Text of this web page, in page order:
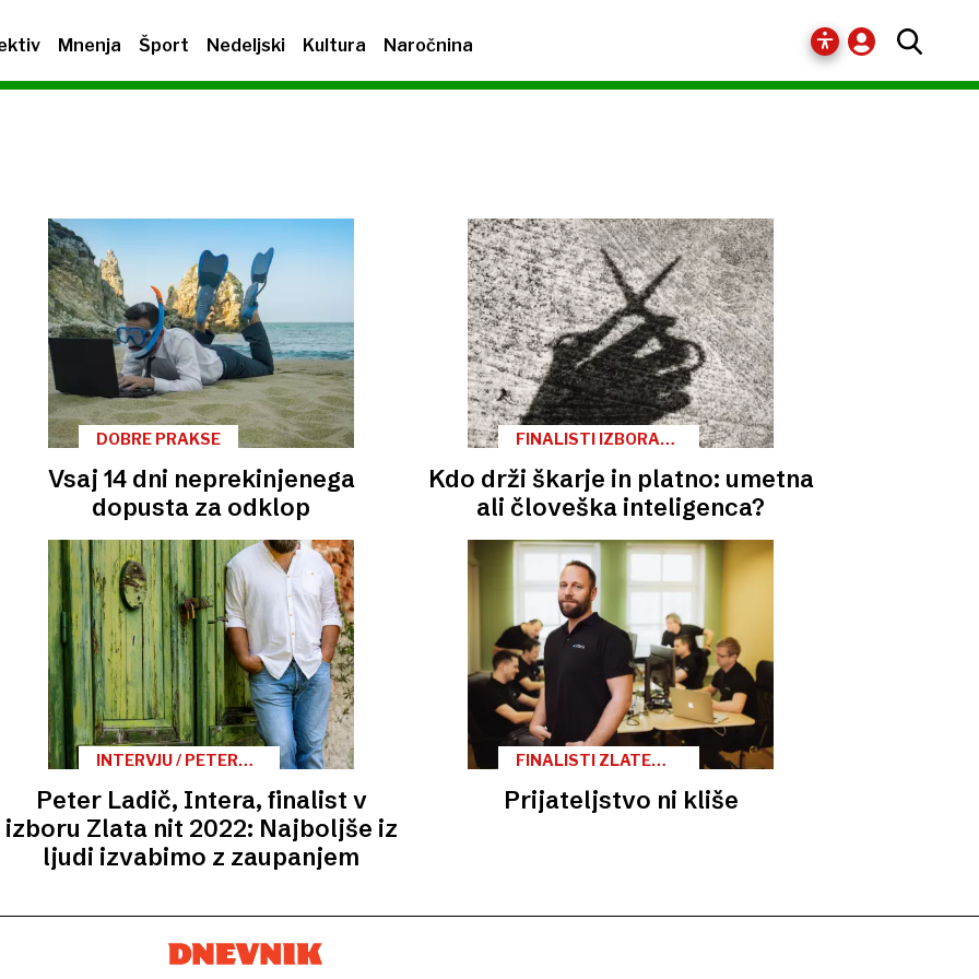
Mnenja Šport Nedeljski Kultura Naročnina
DOBRE PRAKSE
Vsaj 14 dni neprekinjenega
dopusta za odklop
FINALISTI IZBORA
Kdo drži škarje in platno: umetna
ali človeška inteligenca?
INTERVJU / PETER
FINALIST V IZBORU
ZLATA NIT 2022
Peter Ladič, Intera, finalist v
izboru Zlata nit 2022: Najboljše iz
ljudi izvabimo z zaupanjem
FINALISTI ZLATE
Prijateljstvo ni kliše